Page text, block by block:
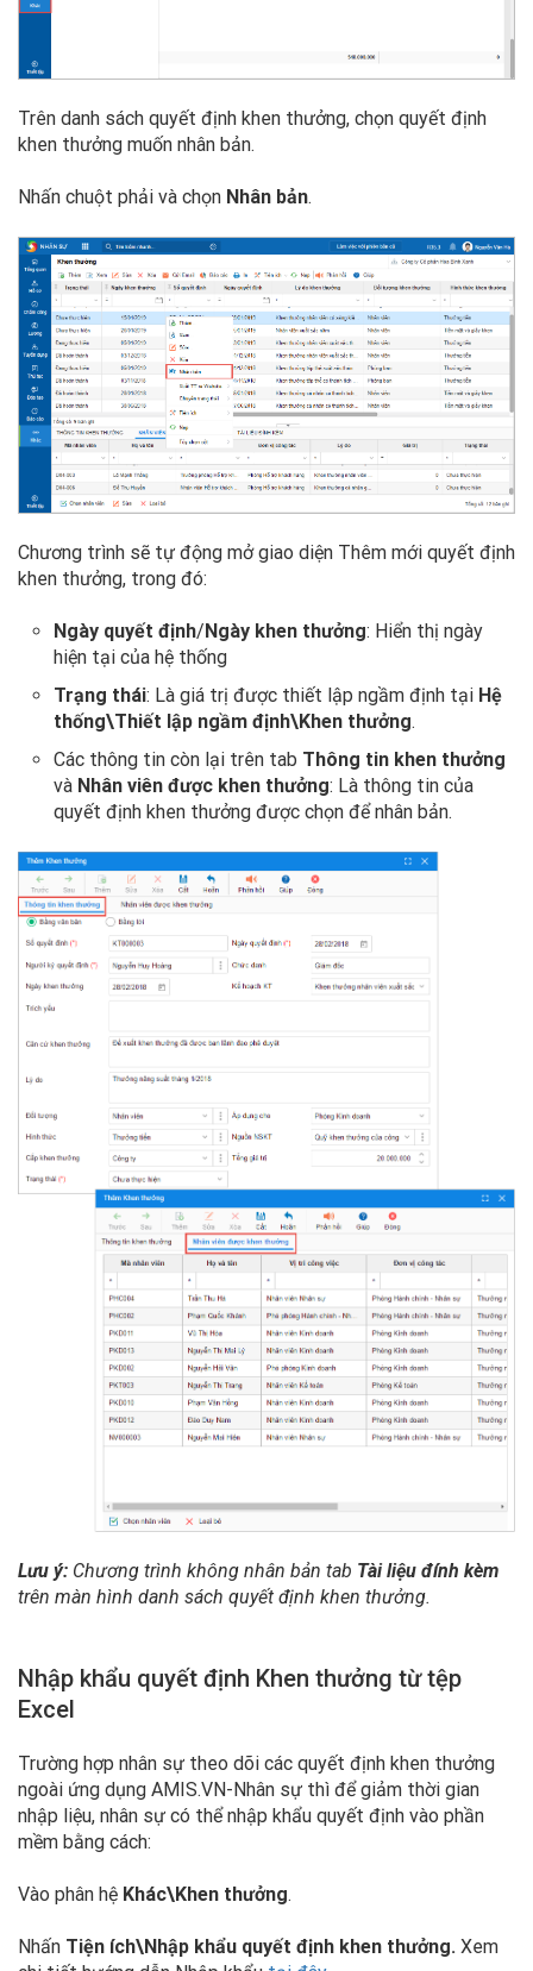
Trên danh sách quyết định khen thưởng, chọn quyết định
khen thưởng muốn nhân bản.
Nhấn chuột phải và chọn Nhân bản.
Chương trình sẽ tự động mở giao diện Thêm mới quyết định
khen thưởng, trong đó:
Ngày quyết định/ Ngày khen thưởng: Hiển thị ngày
hiện tại của hệ thống
Trạng thái: Là giá trị được thiết lập ngầm định tại Hệ
thống\Thiết lập ngầm định\Khen thưởng.
Các thông tin còn lại trên tab Thông tin khen thưởng
và Nhân viên được khen thưởng: Là thông tin của
quyết định khen thưởng được chọn để nhân bản.
Lưu ý: Chương trình không nhân bản tab Tài liệu đính kèm
trên màn hình danh sách quyết định khen thưởng.
Nhập khẩu quyết định Khen thưởng từ tệp
Excel
Trường hợp nhân sự theo dõi các quyết định khen thưởng
ngoài ứng dụng AMIS.VN-Nhân sự thì để giảm thời gian
nhập liệu, nhân sự có thể nhập khẩu quyết định vào phần
mềm bằng cách:
Vào phân hệ Khác\Khen thưởng.
Nhấn Tiện ích\Nhập khẩu quyết định khen thưởng. Xem